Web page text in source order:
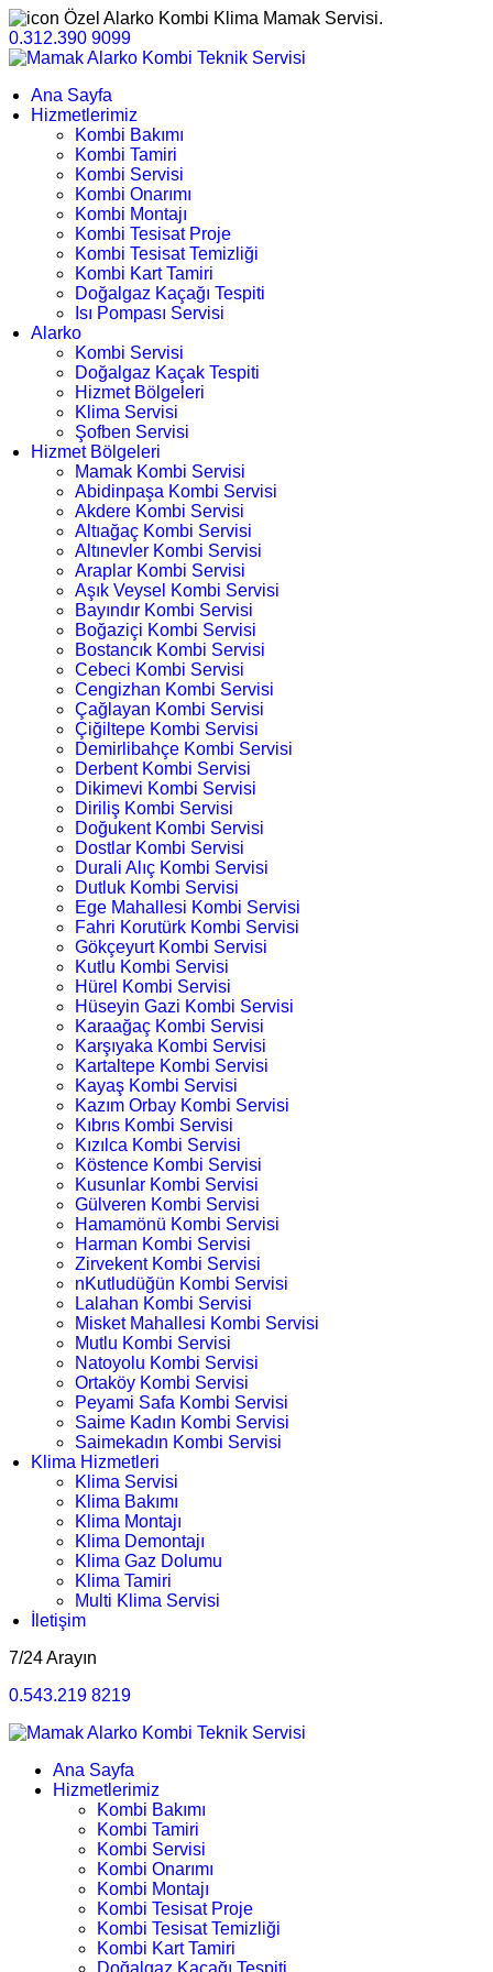
Özel Alarko Kombi Klima Mamak Servisi.
0.312.390 9099
Ana Sayfa
Hizmetlerimiz
Kombi Bakımı
Kombi Tamiri
Kombi Servisi
Kombi Onarımı
Kombi Montajı
Kombi Tesisat Proje
Kombi Tesisat Temizliği
Kombi Kart Tamiri
Doğalgaz Kaçağı Tespiti
Isı Pompası Servisi
Alarko
Kombi Servisi
Doğalgaz Kaçak Tespiti
Hizmet Bölgeleri
Klima Servisi
Şofben Servisi
Hizmet Bölgeleri
Mamak Kombi Servisi
Abidinpaşa Kombi Servisi
Akdere Kombi Servisi
Altıağaç Kombi Servisi
Altınevler Kombi Servisi
Araplar Kombi Servisi
Aşık Veysel Kombi Servisi
Bayındır Kombi Servisi
Boğaziçi Kombi Servisi
Bostancık Kombi Servisi
Cebeci Kombi Servisi
Cengizhan Kombi Servisi
Çağlayan Kombi Servisi
Çiğiltepe Kombi Servisi
Demirlibahçe Kombi Servisi
Derbent Kombi Servisi
Dikimevi Kombi Servisi
Diriliş Kombi Servisi
Doğukent Kombi Servisi
Dostlar Kombi Servisi
Durali Alıç Kombi Servisi
Dutluk Kombi Servisi
Ege Mahallesi Kombi Servisi
Fahri Korutürk Kombi Servisi
Gökçeyurt Kombi Servisi
Kutlu Kombi Servisi
Hürel Kombi Servisi
Hüseyin Gazi Kombi Servisi
Karaağaç Kombi Servisi
Karşıyaka Kombi Servisi
Kartaltepe Kombi Servisi
Kayaş Kombi Servisi
Kazım Orbay Kombi Servisi
Kıbrıs Kombi Servisi
Kızılca Kombi Servisi
Köstence Kombi Servisi
Kusunlar Kombi Servisi
Gülveren Kombi Servisi
Hamamönü Kombi Servisi
Harman Kombi Servisi
Zirvekent Kombi Servisi
nKutludüğün Kombi Servisi
Lalahan Kombi Servisi
Misket Mahallesi Kombi Servisi
Mutlu Kombi Servisi
Natoyolu Kombi Servisi
Ortaköy Kombi Servisi
Peyami Safa Kombi Servisi
Saime Kadın Kombi Servisi
Saimekadın Kombi Servisi
Klima Hizmetleri
Klima Servisi
Klima Bakımı
Klima Montajı
Klima Demontajı
Klima Gaz Dolumu
Klima Tamiri
Multi Klima Servisi
İletişim
7/24 Arayın
0.543.219 8219
Ana Sayfa
Hizmetlerimiz
Kombi Bakımı
Kombi Tamiri
Kombi Servisi
Kombi Onarımı
Kombi Montajı
Kombi Tesisat Proje
Kombi Tesisat Temizliği
Kombi Kart Tamiri
Doğalgaz Kaçağı Tespiti